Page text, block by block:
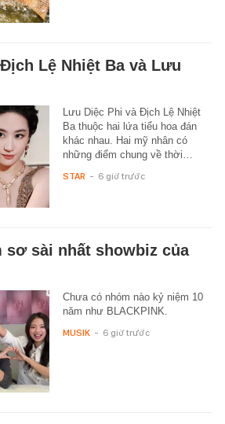
Lệ Nhiệt Ba và Lưu
Lưu Diệc Phi và Địch Lệ Nhiệt
Ba thuộc hai lứa tiểu hoa đán
khác nhau. Hai mỹ nhân có
những điểm chung về thời…
STAR - 6 giờ trước
sơ sài nhất showbiz của
Chưa có nhóm nào kỷ niệm 10
năm như BLACKPINK.
MUSIK - 6 giờ trước